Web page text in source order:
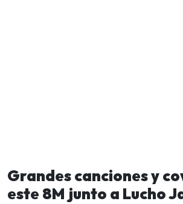
Grandes canciones y
este 8M junto a Lucho